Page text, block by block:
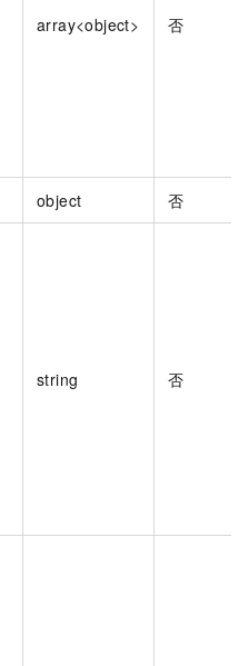
array<object> 否
object 否
string 否